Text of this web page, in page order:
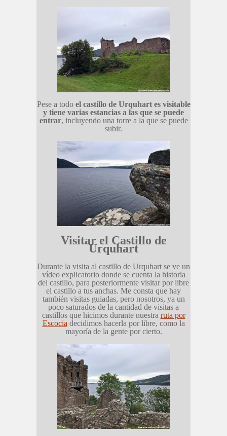
Pese a todo el castillo de Urquhart es visitable
y tiene varias estancias a las que se puede
entrar, incluyendo una torre a la que se puede
subir.
Visitar el Castillo de
Urquhart
Durante la visita al castillo de Urquhart se ve un
vídeo explicatorio donde se cuenta la historia
del castillo, para posteriormente visitar por libre
el castillo a tus anchas. Me consta que hay
también visitas guiadas, pero nosotros, ya un
poco saturados de la cantidad de visitas a
castillos que hicimos durante nuestra ruta por
Escocia decidimos hacerla por libre, como la
mayoría de la gente por cierto.